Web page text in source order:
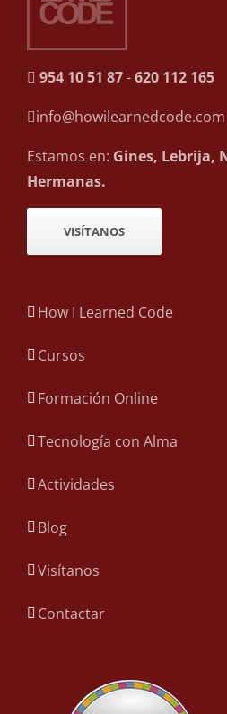
954 10 51 87-620 112 165
info@howilearnedcode.com
Estamos en: Gines, Lebrija,
Hermanas.
VISÍTANOS
How I Learned Code
Cursos
Formación Online
Tecnología con Alma
Actividades
Blog
Visítanos
Contactar